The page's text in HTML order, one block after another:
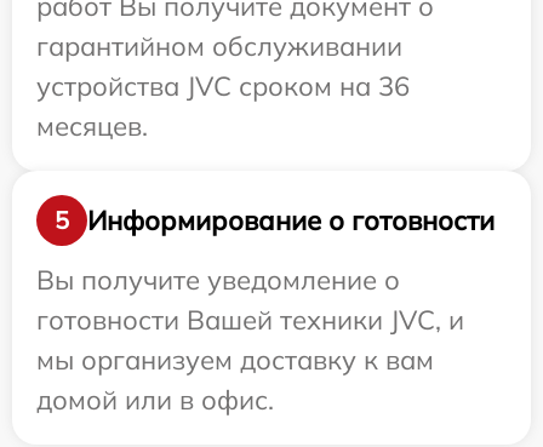
гарантийном обслуживании
устройства JVC сроком на 36
месяцев.
5
Информирование о готовности
Вы получите уведомление о
готовности Вашей техники JVC, и
мы организуем доставку к вам
домой или в офис.